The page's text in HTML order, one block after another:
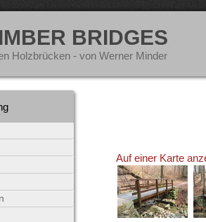
BRIDGES
Holzbrücken - von Werner Minder
Auf einer Karte